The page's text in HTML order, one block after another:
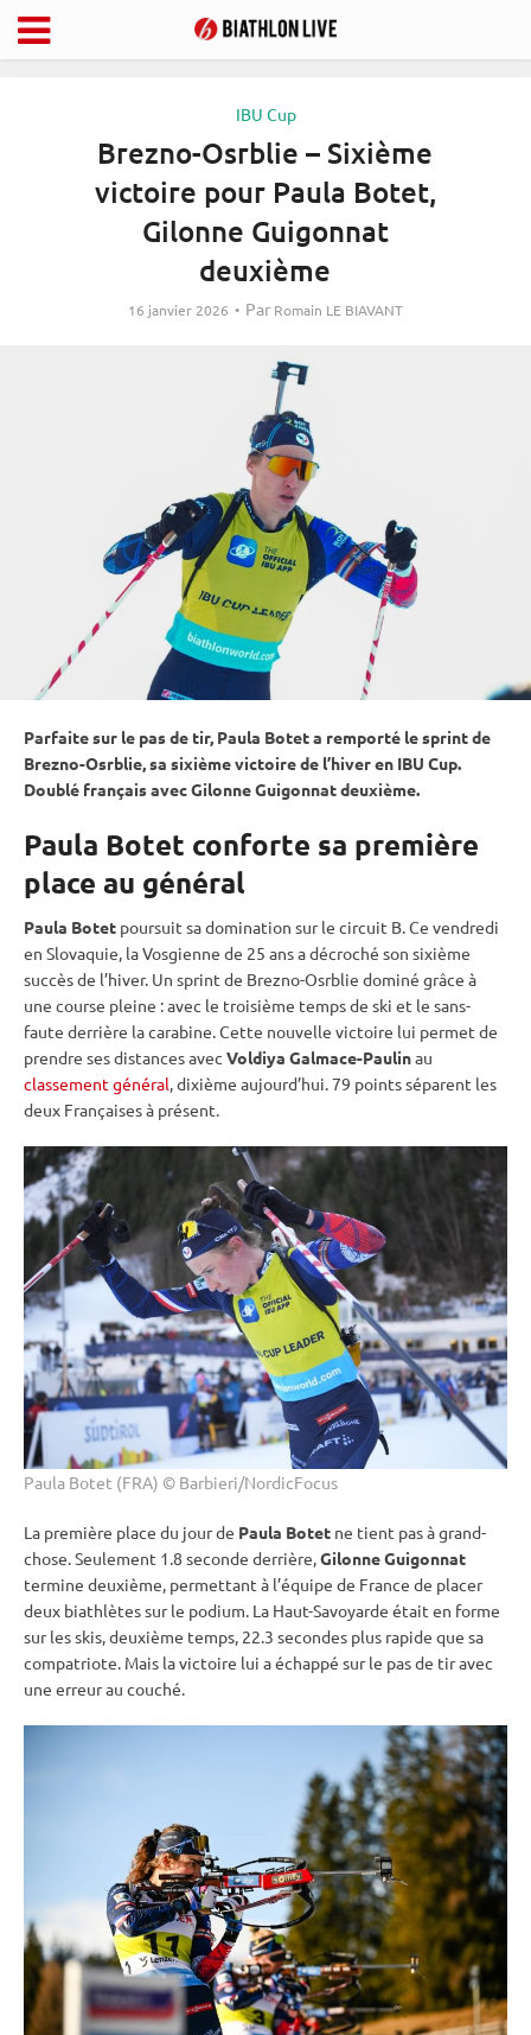
IBU Cup
Brezno-Osrblie – Sixième
victoire pour Paula Botet,
Gilonne Guigonnat
deuxième
16 janvier 2026 Par Romain LE BIAVANT
Parfaite sur le pas de tir, Paula Botet a remporté lesprintde
Brezno-Osrblie, sa sixième victoire de l’hiver en IBU Cup.
Doublé français avec Gilonne Guigonnat deuxième.
Paula Botet conforte sa première
place au général
Paula Botet poursuit sa domination sur le circuit B. Ce vendredi
en Slovaquie, la Vosgienne de 25 ans a décroché son sixième
succès de l’hiver. Un sprint de Brezno-Osrblie dominé grâce à
une course pleine : avec le troisième temps de ski et le sans-
faute derrière lacarabine. Cette nouvelle victoire lui permet de
prendre ses distances avec Voldiya Galmace-Paulinau
classement général, dixième aujourd’hui. 79 points séparent les
deux Françaises à présent.
Paula Botet (FRA) © Barbieri/NordicFocus
La première place du jour de Paula Botet ne tient pas à grand-
chose. Seulement 1.8 seconde derrière,Gilonne Guigonnat
termine deuxième, permettant à l’équipe de France de placer
deux biathlètes sur le podium. La Haut-Savoyarde était en forme
sur les skis, deuxième temps, 22.3 secondes plus rapide que sa
compatriote. Mais la victoire lui a échappé sur le pas de tiravec
une erreur au couché.